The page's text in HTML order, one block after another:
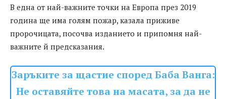
В една от най-важните точки на Европа през 2019
година ще има голям пожар, казала приживе
пророчицата, посочва изданието и припомня най-
важните й предсказания.
Заръките за щастие според Баба Ванга:
Не оставяйте това на масата, за да не